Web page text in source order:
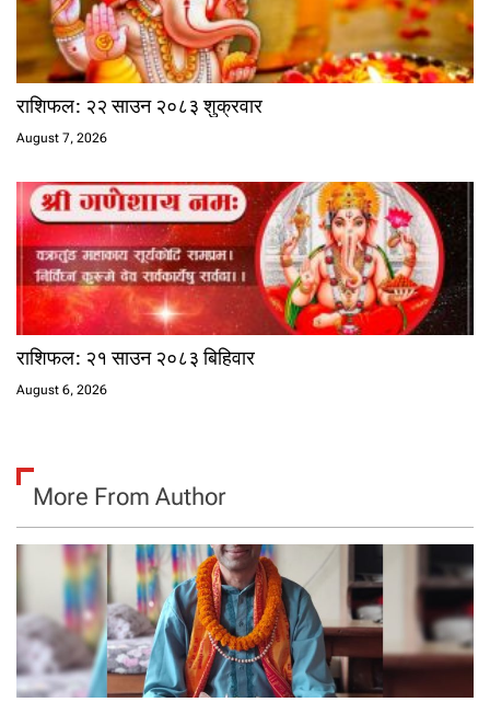
राशिफल: २२ साउन २०८३ शुक्रवार
August 7, 2026
राशिफल: २१ साउन २०८३ बिहिवार
August 6, 2026
More From Author